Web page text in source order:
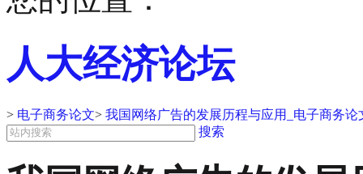
人大经济论坛
> 电子商务论文> 我国网络广告的发展历程与应用_电子商务论
搜索